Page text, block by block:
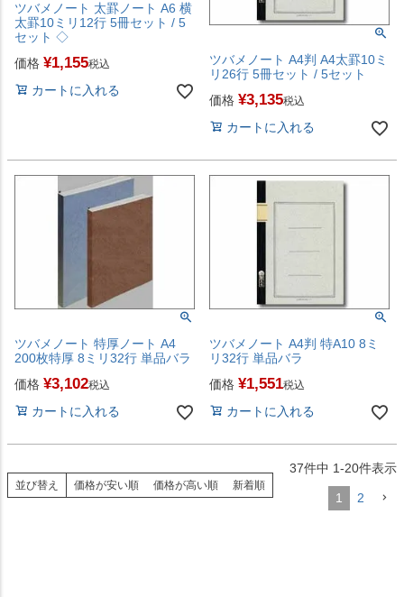
ツバメノート 太罫ノート A6 横
太罫10ミリ12行 5冊セット / 5
セット ◇
価格 ¥1,155税込
カートに入れる
ツバメノート A4判 A4太罫10ミ
リ26行 5冊セット / 5セット
価格 ¥3,135税込
カートに入れる
ツバメノート 特厚ノート A4
200枚特厚 8ミリ32行 単品バラ
価格 ¥3,102税込
カートに入れる
ツバメノート A4判 特A10 8ミ
リ32行 単品バラ
価格 ¥1,551税込
カートに入れる
並び替え 価格が安い順 価格が高い順 新着順
37件中 1-20件表示
1 2